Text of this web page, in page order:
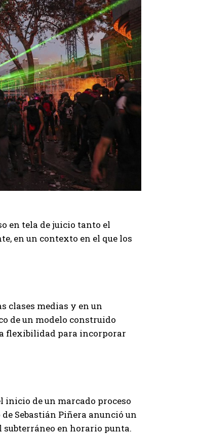
en tela de juicio tanto el
en un contexto en el que los
clases medias y en un
de un modelo construido
flexibilidad para incorporar
inicio de un marcado proceso
Sebastián Piñera anunció un
subterráneo en horario punta.